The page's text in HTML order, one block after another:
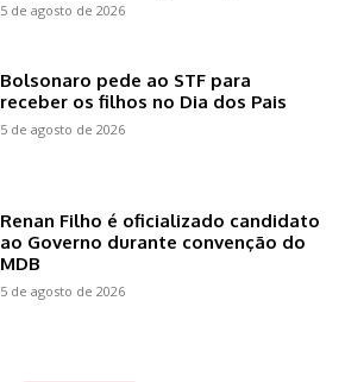
5 de agosto de 2026
Bolsonaro pede ao STF para
receber os filhos no Dia dos Pais
5 de agosto de 2026
Renan Filho é oficializado candidato
ao Governo durante convenção do
MDB
5 de agosto de 2026